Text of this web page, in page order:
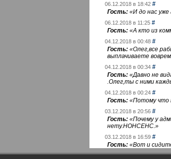
06.12.2018 в 18:42 #
Гость: «И до нас уже
06.12.2018 в 11:25 #
Гость: «А кто из
04.12.2018 в 00:48 #
Гость: «Олег,все
выплачиваете
04.12.2018 в 00:34 #
Гость: «Давно не
.Олег,ты с ними
04.12.2018 в 00:24 #
Гость: «Потому что
03.12.2018 в 20:56 #
Гость: «Почему у
нету.НОНСЕНС.»
03.12.2018 в 16:59 #
Гость: «Вот и